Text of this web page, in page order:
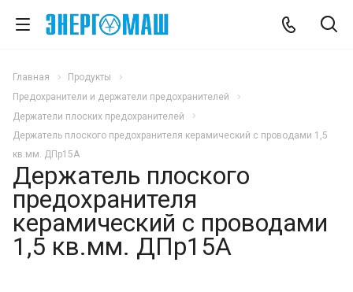
Главная
Продукты
Предохранители и держатели предохранителей
Держатели плоских предохранителей
Держатель плоского предохранителя керамический с проводами 1,5
кв.мм. ДПр15А
Держатель плоского
предохранителя
керамический с проводами
1,5 кв.мм. ДПр15А